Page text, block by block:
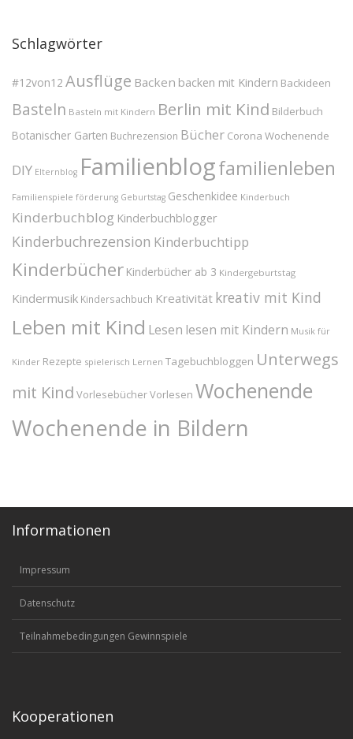
Schlagwörter
#12von12 Ausflüge Backen backen mit Kindern Backideen
Basteln Basteln mit Kindern Berlin mit Kind Bilderbuch
Botanischer Garten Buchrezension Bücher Corona Wochenende
DIY Elternblog Familienblogfamilienleben
Familienspiele förderung Geburtstag Geschenkidee Kinderbuch
Kinderbuchblog Kinderbuchblogger
Kinderbuchrezension Kinderbuchtipp
Kinderbücher Kinderbücher ab 3 Kindergeburtstag
Kindermusik Kindersachbuch Kreativität kreativ mit Kind
Leben mit Kind Lesen lesen mit Kindern Musik für
Kinder Rezepte spielerisch Lernen Tagebuchbloggen Unterwegs
mit Kind VorlesebücherVorlesen Wochenende
Wochenende in Bildern
Informationen
Impressum
Datenschutz
Teilnahmebedingungen Gewinnspiele
Kooperationen